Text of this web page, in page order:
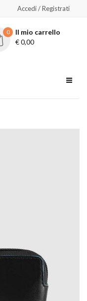
Accedi / Registrati
0
Il mio carrello
€0,00